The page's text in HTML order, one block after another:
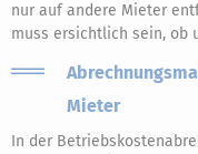
nur auf andere Mieter
muss ersichtlich sein, ob
Mieter
In der